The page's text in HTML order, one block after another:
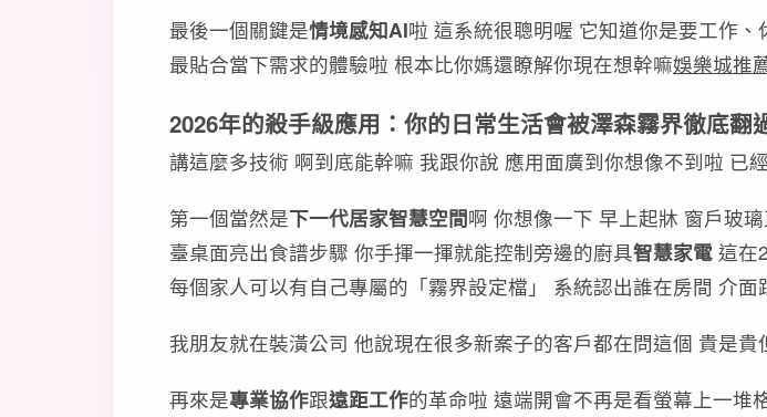
最後一個關鍵是情境感知AI啦 這系統很聰明喔 它知道你是要工作
最貼合當下需求的體驗啦 根本比你媽還瞭解你現在想幹嘛娛樂城推
2026年的殺手級應用：你的日常生活會被澤森霧界徹底翻
講這麼多技術 啊到底能幹嘛 我跟你說 應用面廣到你想像不到啦 已
第一個當然是下一代居家智慧空間啊 你想像一下 早上起牀 窗戶玻
臺桌面亮出食譜步驟 你手揮一揮就能控制旁邊的廚具智慧家電 這在
每個家人可以有自己專屬的「霧界設定檔」 系統認出誰在房間 介
我朋友就在裝潢公司 他說現在很多新案子的客戶都在問這個 貴是貴
再來是專業協作跟遠距工作的革命啦 遠端開會不再是看螢幕上一堆